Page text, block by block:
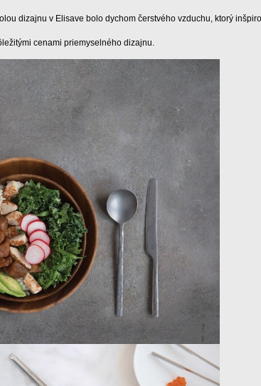
dizajnu v Elisave bolo dychom čerstvého vzduchu, ktorý
cenami priemyselného dizajnu.